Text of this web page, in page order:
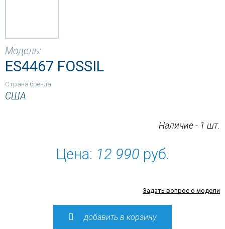
Модель:
ES4467 FOSSIL
Страна бренда:
США
Наличие - 1 шт.
Цена: 12 990 руб.
Задать вопрос о модели
добавить в корзину